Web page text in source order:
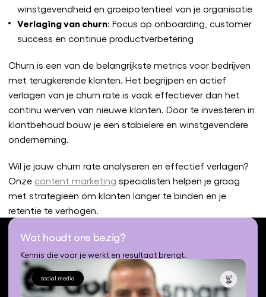
winstgevendheid en groeipotentieel van je organisatie
Verlaging van churn: Focus op onboarding, customer
success en continue productverbetering
Churn is een van de belangrijkste metrics voor bedrijven
met terugkerende klanten. Het begrijpen en actief
verlagen van je churn rate is vaak effectiever dan het
continu werven van nieuwe klanten. Door te investeren in
klantbehoud bouw je een stabielere en winstgevendere
onderneming.
Wil je jouw churn rate analyseren en effectief verlagen?
Onze content marketing specialisten helpen je graag
met strategieën om klanten langer te binden en je
retentie te verhogen.
Wat houdt ons bezig?
Kennis die voor je werkt en resultaat brengt.
social media